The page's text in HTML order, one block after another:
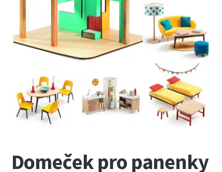
Stavebnice
menu
Kreativní tvoření
Expand
child
menu
Domeček pro panenky